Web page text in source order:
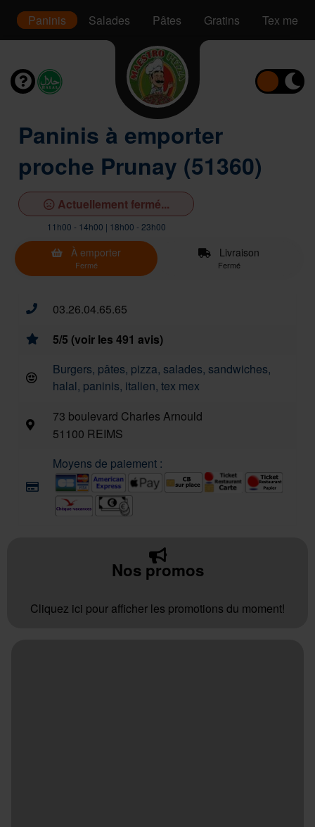
Paninis Salades Pâtes Gratins Tex mex
Paninis à emporter
proche Prunay (51360)
Actuellement fermé...
11h00 - 14h00 | 18h00 - 23h00
À emporter
Fermé
Livraison
Fermé
03.26.04.65.65
5/5 (voir les 491 avis)
Burgers, pâtes, pizza, salades, sandwiches,
halal, paninis, italien, tex mex
73 boulevard Charles Arnould
51100 REIMS
Moyens de paiement :
Nos promos
Cliquez ici pour afficher les promotions du moment!